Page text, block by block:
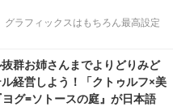
ラフィックスはもちろん最高設定
群お姉さんまでよりどりみど
経営しよう！「クトゥルフ×美
グ=ソトースの庭』が日本語